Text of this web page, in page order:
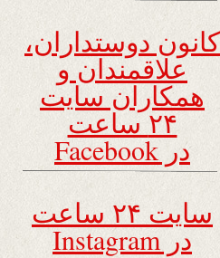
کانون دوستداران،
علاقمندان و
همکاران سایت
۲۴ ساعت
در Facebook
سایت ۲۴ ساعت
در Instagram